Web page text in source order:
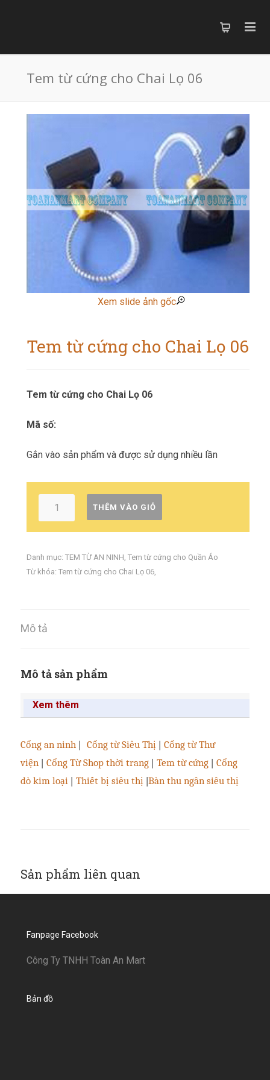
Tem từ cứng cho Chai Lọ 06
Xem slide ảnh gốc
Tem từ cứng cho Chai Lọ 06
Tem từ cứng cho Chai Lọ 06
Mã số:
Gắn vào sản phẩm và được sử dụng nhiều lần
THÊM VÀO GIỎ
Danh mục: TEM TỪ AN NINH, Tem từ cứng cho Quần Áo
Từ khóa: Tem từ cứng cho Chai Lọ 06,
Mô tả
Mô tả sản phẩm
Xem thêm
Cổng an ninh | Cổng từ Siêu Thị | Cổng từ Thư
viện | Cổng Từ Shop thời trang | Tem từ cứng | Cổng
dò kim loại | Thiết bị siêu thị |Bàn thu ngân siêu thị
Sản phẩm liên quan
Fanpage Facebook
Công Ty TNHH Toàn An Mart
Bản đồ